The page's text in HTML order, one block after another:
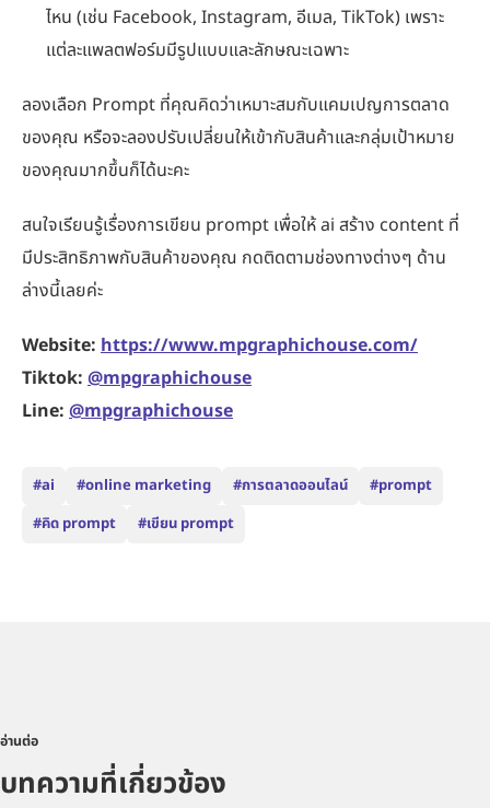
ไหน (เช่น Facebook, Instagram, อีเมล, TikTok) เพราะ
แต่ละแพลตฟอร์มมีรูปแบบและลักษณะเฉพาะ
ลองเลือก Prompt ที่คุณคิดว่าเหมาะสมกับแคมเปญการตลาด
ของคุณ หรือจะลองปรับเปลี่ยนให้เข้ากับสินค้าและกลุ่มเป้าหมาย
ของคุณมากขึ้นก็ได้นะคะ
สนใจเรียนรู้เรื่องการเขียน prompt เพื่อให้ ai สร้าง content ที่
มีประสิทธิภาพกับสินค้าของคุณ กดติดตามช่องทางต่างๆ ด้าน
ล่างนี้เลยค่ะ
Website: https://www.mpgraphichouse.com/
Tiktok: @mpgraphichouse
Line: @mpgraphichouse
#ai #online marketing #การตลาดออนไลน์
#prompt
#คิด prompt
#เขียน prompt
อ่านต่อ
บทความที่เกี่ยวข้อง